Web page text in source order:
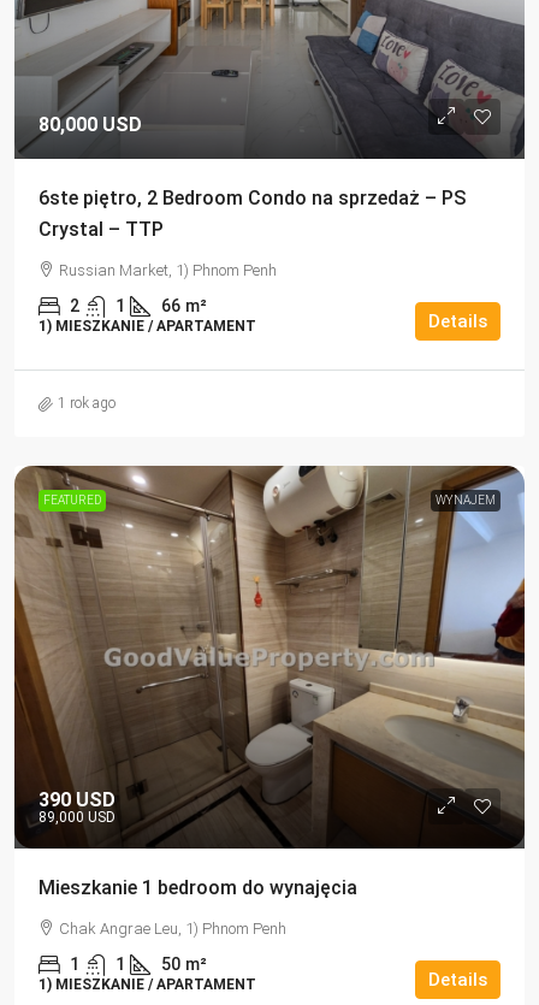
80,000 USD
6ste piętro, 2 Bedroom Condo na sprzedaż – PS
Crystal – TTP
Russian Market, 1) Phnom Penh
2 1 66 m²
1) MIESZKANIE / APARTAMENT Details
1 rok ago
FEATURED WYNAJEM
390 USD
89,000 USD
Mieszkanie 1 bedroom do wynajęcia
Chak Angrae Leu, 1) Phnom Penh
1 1 50 m²
1) MIESZKANIE / APARTAMENT Details